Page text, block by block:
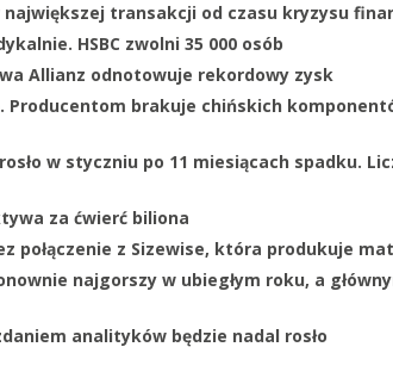
transakcji od czasu kryzysu
HSBC zwolni 35 000 osób
Allianz odnotowuje rekordowy zysk
Producentom brakuje chińskich
w styczniu po 11 miesiącach spadku.
za ćwierć biliona
połączenie z Sizewise, która produkuje
najgorszy w ubiegłym roku, a
analityków będzie nadal rosło